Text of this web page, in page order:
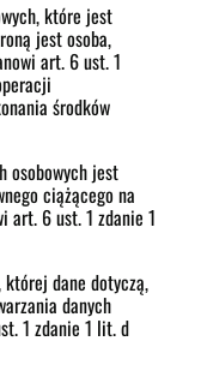
które jest
jest osoba,
art. 6 ust. 1
środków
osobowych jest
ciążącego na
art. 6 ust. 1 zdanie 1
której dane dotyczą,
danych
1 zdanie 1 lit. d